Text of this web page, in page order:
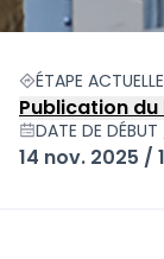
ÉTAPE ACTUELLE
Publication du
DATE DE
14 nov. 2025 /